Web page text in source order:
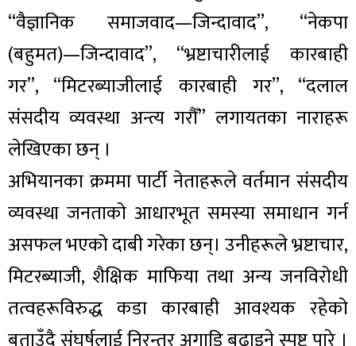
“वैज्ञानिक समाजवाद—जिन्दावाद”, “नेकपा
(बहुमत)—जिन्दावाद”, “भ्रष्टाचारीलाई कारबाही
गर”, “मिटरब्याजीलाई कारबाही गर”, “दलाल
संसदीय व्यवस्था अन्त्य गरौँ” लगायतका नाराहरू
लेखिएका छन् ।
अभियानका क्रममा पार्टी नेताहरूले वर्तमान संसदीय
व्यवस्था जनताको आधारभूत समस्या समाधान गर्न
असफल भएको दाबी गरेका छन्। उनीहरूले भ्रष्टाचार,
मिटरब्याजी, शैक्षिक माफिया तथा अन्य जनविरोधी
तत्वहरूविरुद्ध कडा कारबाही आवश्यक रहेको